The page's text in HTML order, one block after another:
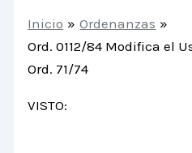
Inicio
Ordenanzas
Ord. 0112/84 Modifica el
Ord. 71/74
VISTO: